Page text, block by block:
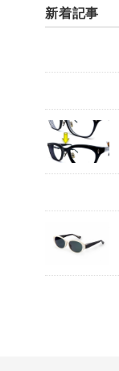
新着記事